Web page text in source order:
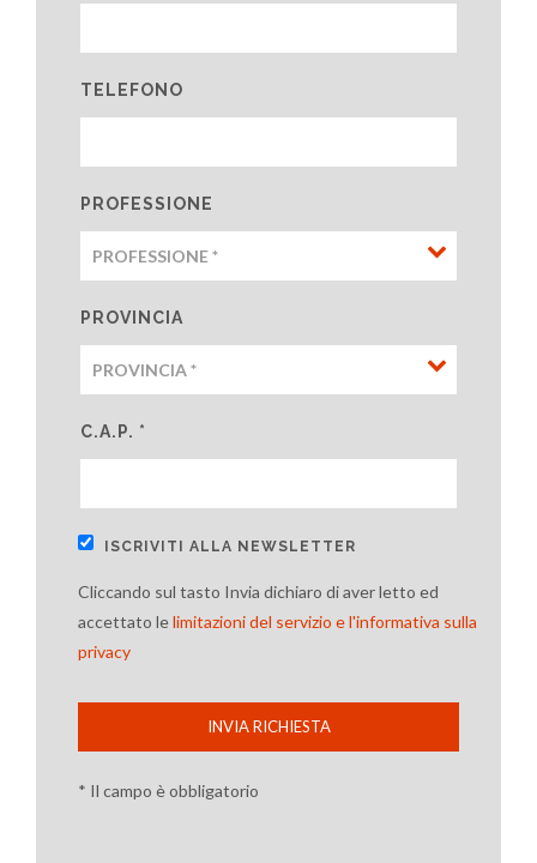
TELEFONO
PROFESSIONE
PROVINCIA
C.A.P. *
ISCRIVITI ALLA NEWSLETTER
Cliccando sul tasto Invia dichiaro di aver letto ed
accettato lelimitazioni del servizio e l'informativa sulla
privacy
INVIA RICHIESTA
* Il campo è obbligatorio